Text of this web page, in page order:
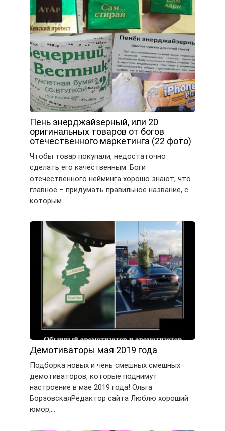
Пень энерджайзерный, или 20
оригинальных товаров от богов
отечественного маркетинга (22 фото)
Чтобы товар покупали, недостаточно
сделать его качественным. Боги
отечественного нейминга хорошо знают, что
главное – придумать правильное название, с
которым…
Демотиваторы мая 2019 года
Подборка новых и чень смешных смешных
демотиваторов, которые поднимут
настроение в мае 2019 года! Ольга
БорзовскаяРедактор сайта Люблю хороший
юмор,…